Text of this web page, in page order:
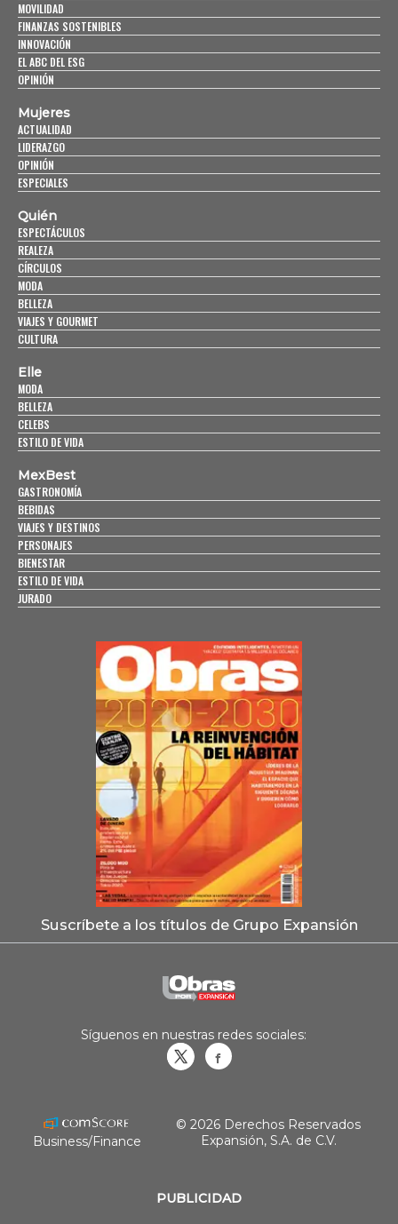
MOVILIDAD
FINANZAS SOSTENIBLES
INNOVACIÓN
EL ABC DEL ESG
OPINIÓN
Mujeres
ACTUALIDAD
LIDERAZGO
OPINIÓN
ESPECIALES
Quién
ESPECTÁCULOS
REALEZA
CÍRCULOS
MODA
BELLEZA
VIAJES Y GOURMET
CULTURA
Elle
MODA
BELLEZA
CELEBS
ESTILO DE VIDA
MexBest
GASTRONOMÍA
BEBIDAS
VIAJES Y DESTINOS
PERSONAJES
BIENESTAR
ESTILO DE VIDA
JURADO
Suscríbete a los títulos de Grupo Expansión
PUBLICIDAD
Síguenos en nuestras redes sociales:
Business/Finance
© 2026 Derechos Reservados
Expansión, S.A. de C.V.